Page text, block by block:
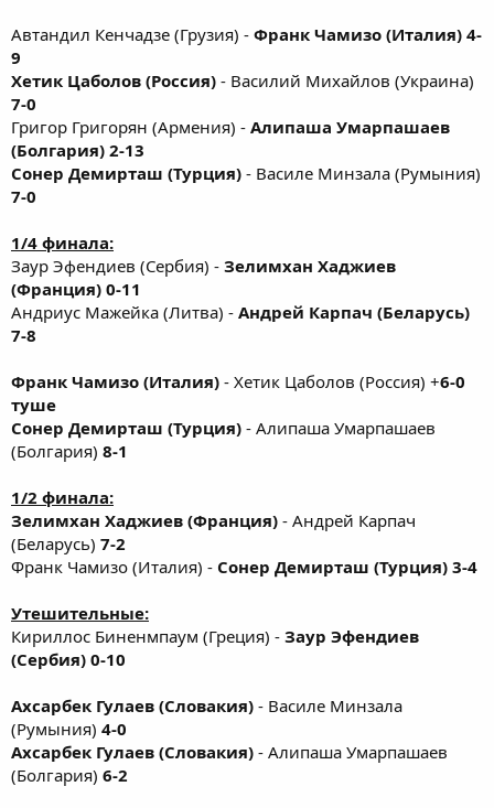
Автандил Кенчадзе (Грузия) - Франк Чамизо (Италия) 4-
9
Хетик Цаболов (Россия) - Василий Михайлов (Украина)
7-0
Григор Григорян (Армения) - Алипаша Умарпашаев
(Болгария) 2-13
Сонер Демирташ (Турция) - Василе Минзала (Румыния)
7-0
1/4 финала:
Заур Эфендиев (Сербия) - Зелимхан Хаджиев
(Франция) 0-11
Андриус Мажейка (Литва) - Андрей Карпач (Беларусь)
7-8
Франк Чамизо (Италия) - Хетик Цаболов (Россия) +6-0
туше
Сонер Демирташ (Турция) - Алипаша Умарпашаев
(Болгария) 8-1
1/2 финала:
Зелимхан Хаджиев (Франция) - Андрей Карпач
(Беларусь) 7-2
Франк Чамизо (Италия) - Сонер Демирташ (Турция) 3-4
Утешительные:
Кириллос Биненмпаум (Греция) - Заур Эфендиев
(Сербия) 0-10
Ахсарбек Гулаев (Словакия) - Василе Минзала
(Румыния) 4-0
Ахсарбек Гулаев (Словакия) - Алипаша Умарпашаев
(Болгария) 6-2